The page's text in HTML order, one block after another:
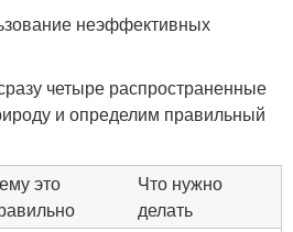
неэффективных
четыре распространенные
и определим правильный
это
Что нужно
делать